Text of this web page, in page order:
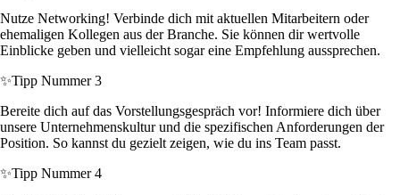
Nutze Networking! Verbinde dich mit aktuellen Mitarbeitern oder
ehemaligen Kollegen aus der Branche. Sie können dir wertvolle
Einblicke geben und vielleicht sogar eine Empfehlung aussprechen.
✨Tipp Nummer 3
Bereite dich auf das Vorstellungsgespräch vor! Informiere dich über
unsere Unternehmenskultur und die spezifischen Anforderungen der
Position. So kannst du gezielt zeigen, wie du ins Team passt.
✨Tipp Nummer 4